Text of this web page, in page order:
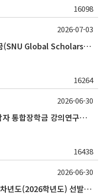
16098
2026-2학기 글로벌초우수 장학금(SNU Global Scholarship, GS) 신청 안내(~7/12 23:00)
16264
2026-07-03
2026학년도 2학기 차세대 인문학자 통합장학금 강의연구조교 선발 안내(~7/8)
16438
2026-06-30
SK에코플랜트 인문나눔장학생 9차년도(2026학년도) 선발 안내(~7/20)
2026-06-30